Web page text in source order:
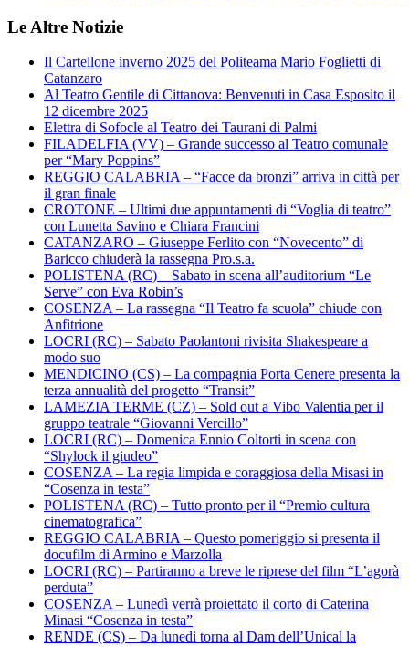
Le Altre Notizie
Il Cartellone inverno 2025 del Politeama Mario Foglietti di
Catanzaro
Al Teatro Gentile di Cittanova: Benvenuti in Casa Esposito il
12 dicembre 2025
Elettra di Sofocle al Teatro dei Taurani di Palmi
FILADELFIA (VV) – Grande successo al Teatro comunale
per “Mary Poppins”
REGGIO CALABRIA – “Facce da bronzi” arriva in città per
il gran finale
CROTONE – Ultimi due appuntamenti di “Voglia di teatro”
con Lunetta Savino e Chiara Francini
CATANZARO – Giuseppe Ferlito con “Novecento” di
Baricco chiuderà la rassegna Pro.s.a.
POLISTENA (RC) – Sabato in scena all’auditorium “Le
Serve” con Eva Robin’s
COSENZA – La rassegna “Il Teatro fa scuola” chiude con
Anfitrione
LOCRI (RC) – Sabato Paolantoni rivisita Shakespeare a
modo suo
MENDICINO (CS) – La compagnia Porta Cenere presenta la
terza annualità del progetto “Transit”
LAMEZIA TERME (CZ) – Sold out a Vibo Valentia per il
gruppo teatrale “Giovanni Vercillo”
LOCRI (RC) – Domenica Ennio Coltorti in scena con
“Shylock il giudeo”
COSENZA – La regia limpida e coraggiosa della Misasi in
“Cosenza in testa”
POLISTENA (RC) – Tutto pronto per il “Premio cultura
cinematografica”
REGGIO CALABRIA – Questo pomeriggio si presenta il
docufilm di Armino e Marzolla
LOCRI (RC) – Partiranno a breve le riprese del film “L’agorà
perduta”
COSENZA – Lunedì verrà proiettato il corto di Caterina
Minasi “Cosenza in testa”
RENDE (CS) – Da lunedì torna al Dam dell’Unical la